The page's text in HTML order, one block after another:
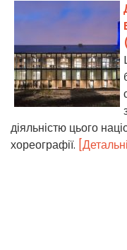
діяльністю цього
хореографії.